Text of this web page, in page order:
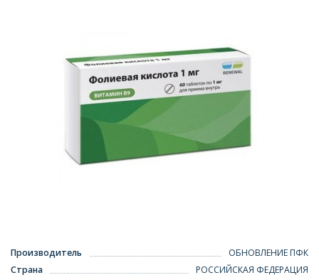
Производитель
ОБНОВЛЕНИЕ ПФК
Страна
РОССИЙСКАЯ ФЕДЕРАЦИЯ